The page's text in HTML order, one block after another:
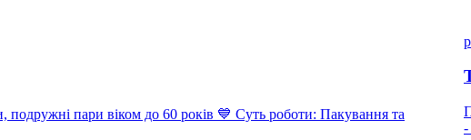
пари віком до 60 років 💙 Суть роботи: Пакування та
-